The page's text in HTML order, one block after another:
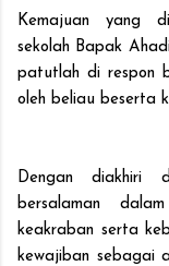
Kemajuan yang
sekolah Bapak
patutlah di respon
oleh beliau beserta
Dengan diakhiri
bersalaman
keakraban serta
kewajiban sebagai